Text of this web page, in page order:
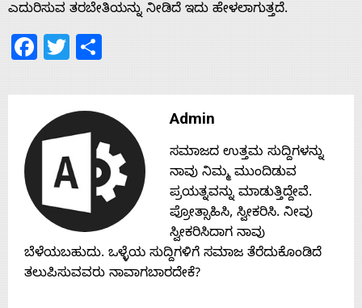
ಎದುರಿಸುವ ತರಬೇತಿಯನ್ನು ನೀಡಿದೆ ಇದು ಹೇಳಲಾಗುತ್ತದೆ.
Facebook
Twitter
Admin
ಸಮಾಜದ ಉತ್ತಮ ಸುದ್ದಿಗಳನ್ನು
ನಾವು ನಿಮ್ಮ ಮುಂದಿಡುವ
ಪ್ರಯತ್ನವನ್ನು ಮಾಡುತ್ತಿದ್ದೇವೆ.
ಪ್ರೋತ್ಸಾಹಿಸಿ, ಸ್ವೀಕರಿಸಿ. ನೀವು
ಸ್ವೀಕರಿಸಿದಾಗ ನಾವು
ಬೆಳೆಯಬಹುದು. ಒಳ್ಳೆಯ ಸುದ್ದಿಗಳಿಗೆ ಸಮಾಜ ತೆರೆದುಕೊಂಡಿದೆ
ತಲುಪಿಸುವವರು ನಾವಾಗಬಾರದೇಕೆ?